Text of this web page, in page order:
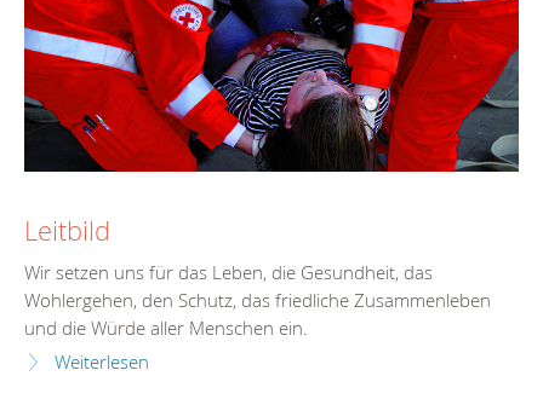
Leitbild
Wir setzen uns für das Leben, die Gesundheit, das
Wohlergehen, den Schutz, das friedliche Zusammenleben
und die Würde aller Menschen ein.
Weiterlesen